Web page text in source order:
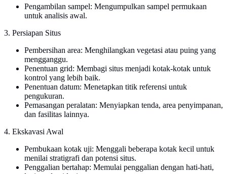
Pengambilan sampel: Mengumpulkan sampel permukaan
untuk analisis awal.
3. Persiapan Situs
Pembersihan area: Menghilangkan vegetasi atau puing yang
mengganggu.
Penentuan grid: Membagi situs menjadi kotak-kotak untuk
kontrol yang lebih baik.
Penentuan datum: Menetapkan titik referensi untuk
pengukuran.
Pemasangan peralatan: Menyiapkan tenda, area penyimpanan,
dan fasilitas lainnya.
4. Ekskavasi Awal
Pembukaan kotak uji: Menggali beberapa kotak kecil untuk
menilai stratigrafi dan potensi situs.
Penggalian bertahap: Memulai penggalian dengan hati-hati,